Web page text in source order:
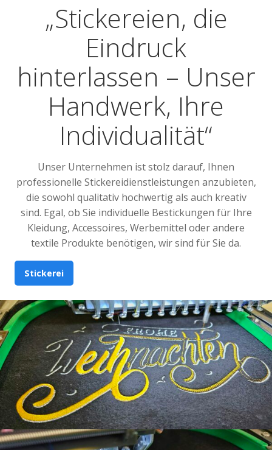
„Stickereien, die
Eindruck
hinterlassen – Unser
Handwerk, Ihre
Individualität“
Unser Unternehmen ist stolz darauf, Ihnen
professionelle Stickereidienstleistungen anzubieten,
die sowohl qualitativ hochwertig als auch kreativ
sind. Egal, ob Sie individuelle Bestickungen für Ihre
Kleidung, Accessoires, Werbemittel oder andere
textile Produkte benötigen, wir sind für Sie da.
Stickerei